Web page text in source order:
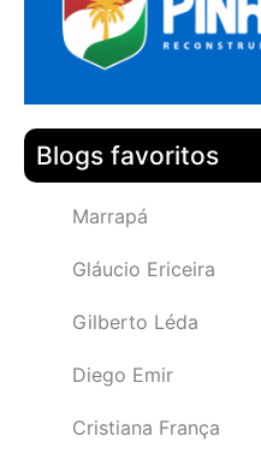
Blogs favoritos
Marrapá
Gláucio Ericeira
Gilberto Léda
Diego Emir
Cristiana França